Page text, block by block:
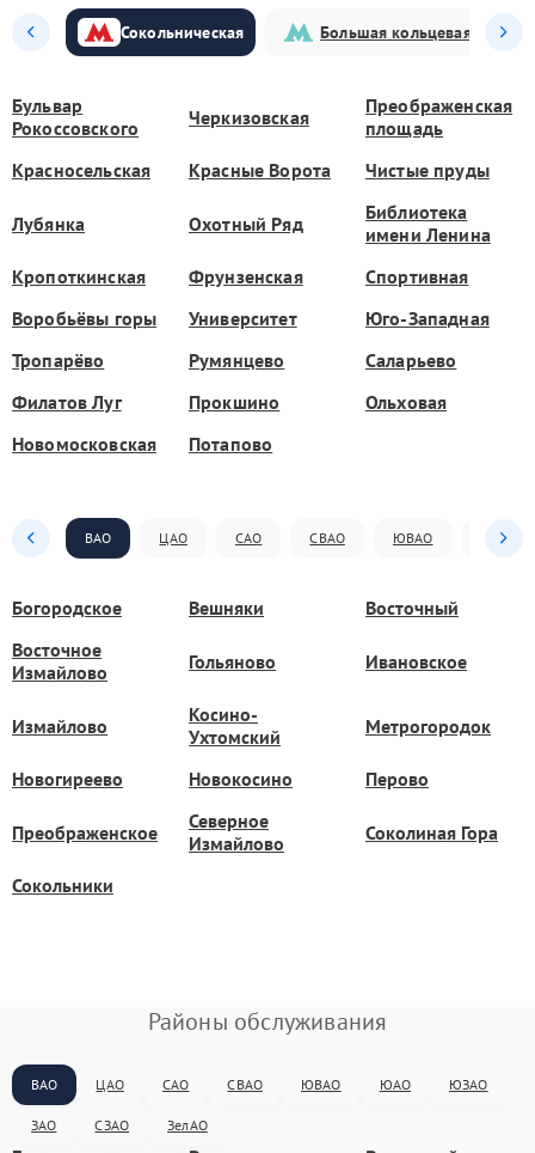
Сокольническая Большая кольцевая
Бульвар
Рокоссовского
Черкизовская
Преображенская
площадь
Красносельская
Красные Ворота Чистые пруды
Лубянка Охотный Ряд
Библиотека
имени Ленина
Кропоткинская
Фрунзенская
Спортивная
Воробьёвы горы
Университет
Юго-Западная
Тропарёво
Румянцево
Саларьево
Филатов Луг
Прокшино
Ольховая
Новомосковская
Потапово
ВАО ЦАО САО СВАО ЮВАО ЮАО
Богородское Вешняки
Восточный
Восточное
Измайлово
Гольяново Ивановское
Измайлово
Косино-
Ухтомский
Метрогородок
Новогиреево Новокосино Перово
Преображенское
Северное
Измайлово
Соколиная Гора
Сокольники
Районы обслуживания
ВАО ЦАО САО СВАО ЮВАО ЮАО ЮЗАО
ЗАО СЗАО ЗелАО